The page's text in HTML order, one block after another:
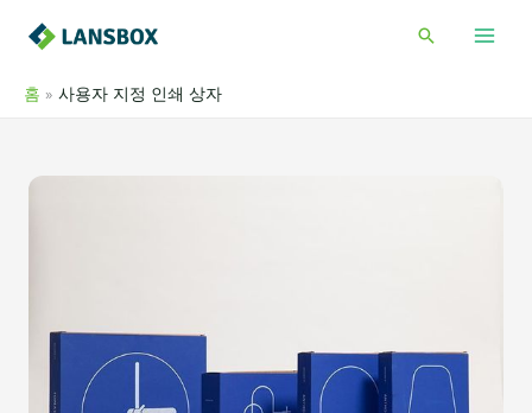
검
홈 사용자 지정 인쇄 상자